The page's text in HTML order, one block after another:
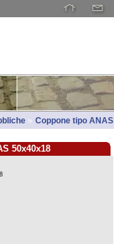
» Coppone tipo ANAS
50x40x18